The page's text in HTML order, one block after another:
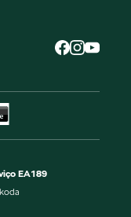
EA189